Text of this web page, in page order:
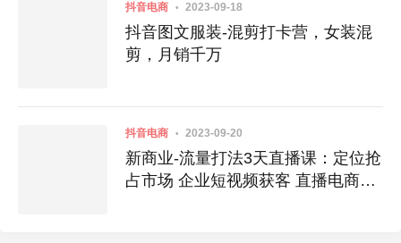
抖音电商 2023-09-18
抖音图文服装-混剪打卡营，女装混
剪，月销千万
抖音电商 2023-09-20
新商业-流量打法3天直播课：定位抢
占市场 企业短视频获客 直播电商盈